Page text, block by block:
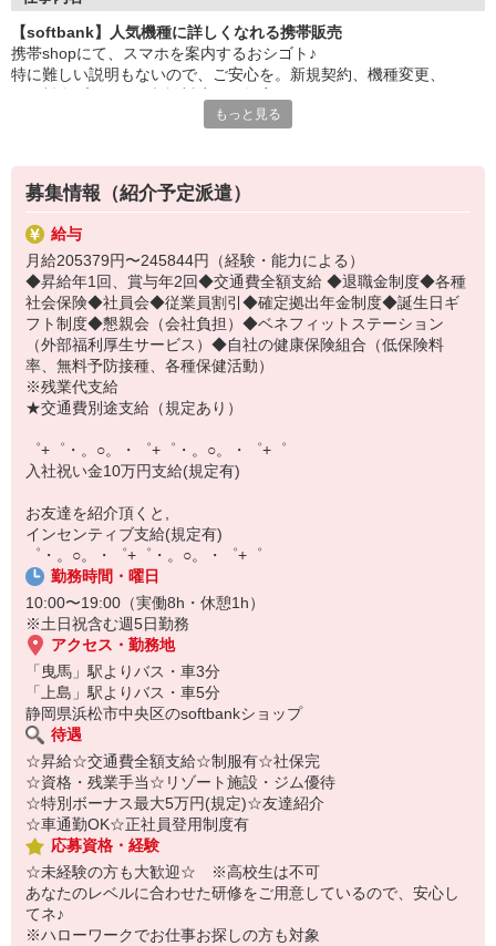
丁寧な研修もあるので、
みなさんから働きやすいと好評です♪
最新アプリ事情やお得なプラン、
スマホの裏ワザを学べるチャンス♪
￣￣￣￣￣￣￣￣￣￣￣
▼オフィスワーク
事務、経理、データ入力、コールセンター、受付
▼工場・製造・軽作業系
機械/食品製造・梱包・仕分け・加工・組立・検査
▼美容系
眉毛サロンのアイブロウ・ネイリスト・エステ
▼営業・販売
法人営業・アパレル販売・個別指導塾・人材紹介
▼人気案件も多数♪
短期・期間限定・オープニング・官公庁案件
上場/優良/大手企業など
【スマホ面接実施中】
￣￣￣￣￣￣￣￣￣
自宅に居ながらスマホでカンタン面接OK！
オンライン面談なのでスピード対応。
【softbank】人気機種に詳しくなれる携帯販売
携帯shopにて、スマホを案内するおシゴト♪
特に難しい説明もないので、ご安心を。新規契約、機種変更、
満足度◎
■携帯やインターネット販売業務
docomo(ドコモ)/au(エーユー)・KDDI/softbank(ソフトバンク)など
の大手キャリアから
ワイモバイル(Y!mobille)、楽天モバイル、UQなど格安スマホまで幅
広く紹介可能♪
人気のApple（アップル）店舗もございます！
もっと見る
募集情報（紹介予定派遣）
給与
月給205379円〜245844円（経験・能力による）
◆昇給年1回、賞与年2回◆交通費全額支給 ◆退職金制度◆各種
社会保険◆社員会◆従業員割引◆確定拠出年金制度◆誕生日ギ
フト制度◆懇親会（会社負担）◆ベネフィットステーション
（外部福利厚生サービス）◆自社の健康保険組合（低保険料
率、無料予防接種、各種保健活動）
※残業代支給
★交通費別途支給（規定あり）
゜+゜・。○。・゜+゜・。○。・゜+゜
入社祝い金10万円支給(規定有)
お友達を紹介頂くと,
インセンティブ支給(規定有)
゜・。○。・゜+゜・。○。・゜+゜
勤務時間・曜日
10:00〜19:00（実働8h・休憩1h）
※土日祝含む週5日勤務
アクセス・勤務地
「曳馬」駅よりバス・車3分
「上島」駅よりバス・車5分
静岡県浜松市中央区のsoftbankショップ
待遇
☆昇給☆交通費全額支給☆制服有☆社保完
☆資格・残業手当☆リゾート施設・ジム優待
☆特別ボーナス最大5万円(規定)☆友達紹介
☆車通勤OK☆正社員登用制度有
応募資格・経験
☆未経験の方も大歓迎☆ ※高校生は不可
あなたのレベルに合わせた研修をご用意しているので、安心し
てネ♪
※ハローワークでお仕事お探しの方も対象